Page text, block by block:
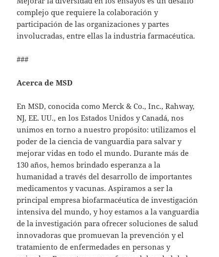
complejo que requiere la colaboración y
participación de las organizaciones y partes
involucradas, entre ellas la industria farmacéutica.
###
Acerca de MSD
En MSD, conocida como Merck & Co., Inc., Rahway,
NJ, EE. UU., en los Estados Unidos y Canadá, nos
unimos en torno a nuestro propósito: utilizamos el
poder de la ciencia de vanguardia para salvar y
mejorar vidas en todo el mundo. Durante más de
130 años, hemos brindado esperanza a la
humanidad a través del desarrollo de importantes
medicamentos y vacunas. Aspiramos a ser la
principal empresa biofarmacéutica de investigación
intensiva del mundo, y hoy estamos a la vanguardia
de la investigación para ofrecer soluciones de salud
innovadoras que promuevan la prevención y el
tratamiento de enfermedades en personas y